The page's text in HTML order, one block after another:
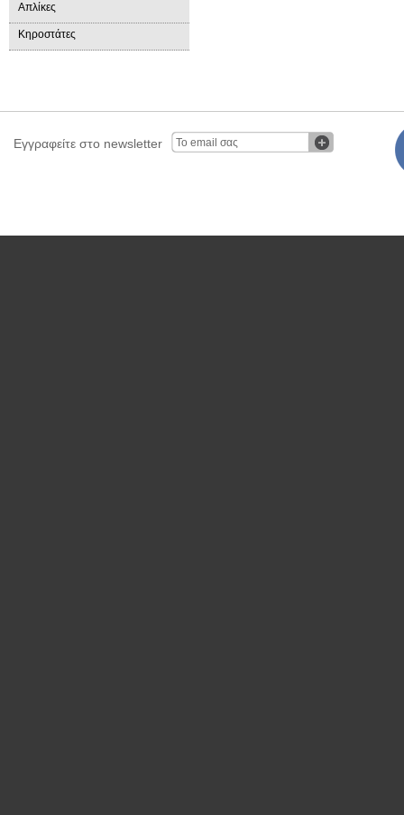
Απλίκες
Κηροστάτες
Εγγραφείτε στο newsletter